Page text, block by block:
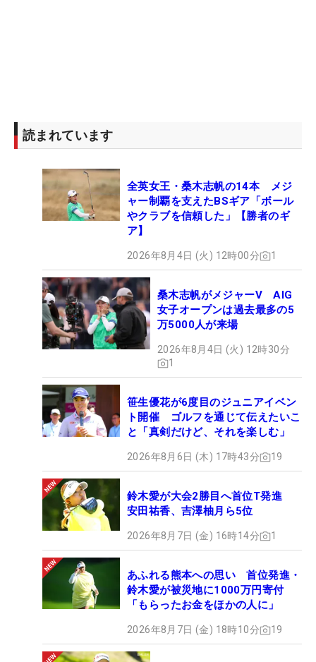
【初日の順位】
1位T：クリスティ・カー
1位T： ステイシー・ルイス
4位T：宮里美香(-3)
4位T：インビー・パーク(-3)
リンジー・ライト
クリスティーナ・キム （-2）他3名
11位T：横峯さくら(-1)
11位T： ポーラ・クリーマー(-1)他7名
38位T：有村智恵（+1）他13名
97位T:宮里藍（+4）他14名
（+6）他7名
読まれています
全英女王・桑木志帆の14本 メジ
ャー制覇を支えたBSギア「ボール
やクラブを信頼した」【勝者のギ
ア】
2026年8月4日 (火) 12時00分 1
桑木志帆がメジャーV AIG
女子オープンは過去最多の5
万5000人が来場
2026年8月4日 (火) 12時30分
1
笹生優花が6度目のジュニアイベン
ト開催 ゴルフを通じて伝えたいこ
と「真剣だけど、それを楽しむ」
2026年8月6日 (木) 17時43分 19
鈴木愛が大会2勝目へ首位T発進
安田祐香、吉澤柚月ら5位
2026年8月7日 (金) 16時14分 1
あふれる熊本への思い 首位発進・
鈴木愛が被災地に1000万円寄付
「もらったお金をほかの人に」
2026年8月7日 (金) 18時10分 19